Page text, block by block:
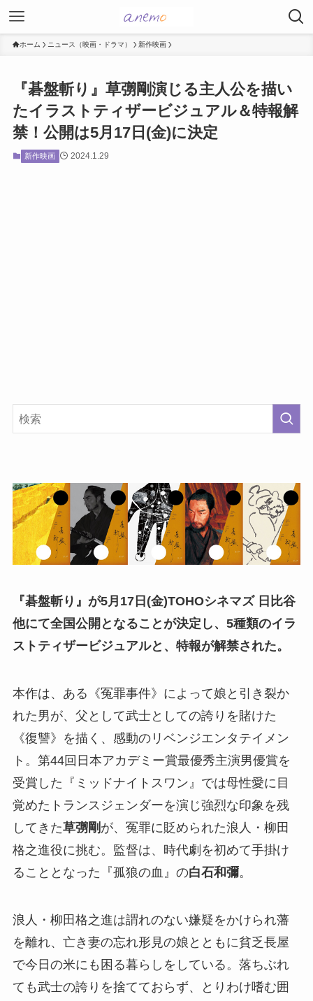
ホーム ニュース（映画・ドラマ） 新作映画
『碁盤斬り』草彅剛演じる主人公を描い
たイラストティザービジュアル＆特報解
禁！公開は5月17日(金)に決定
新作映画 2024.1.29
『碁盤斬り』が5月17日(金)TOHOシネマズ 日比谷
他にて全国公開となることが決定し、5種類のイラ
ストティザービジュアルと、特報が解禁された。
本作は、ある《冤罪事件》によって娘と引き裂か
れた男が、父として武士としての誇りを賭けた
《復讐》を描く、感動のリベンジエンタテイメン
ト。第44回日本アカデミー賞最優秀主演男優賞を
受賞した『ミッドナイトスワン』では母性愛に目
覚めたトランスジェンダーを演じ強烈な印象を残
してきた草彅剛 が、冤罪に貶められた浪人・柳田
格之進役に挑む。監督は、時代劇を初めて手掛け
ることとなった『孤狼の血』の白石和彌。
浪人・柳田格之進は謂れのない嫌疑をかけられ藩
を離れ、亡き妻の忘れ形見の娘とともに貧乏長屋
で今日の米にも困る暮らしをしている。落ちぶれ
ても武士の誇りを捨てておらず、とりわけ嗜む囲